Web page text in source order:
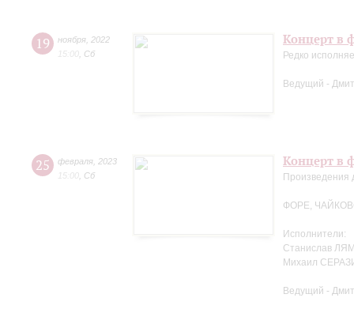
19 ноября 2022
15:00 Сб
Концерт в
Редко
Ведущий -
25 февраля 2023
15:00 Сб
Концерт в
Произведения
ФОРЕ,
Исполнители:
Станислав
Михаил
Ведущий -